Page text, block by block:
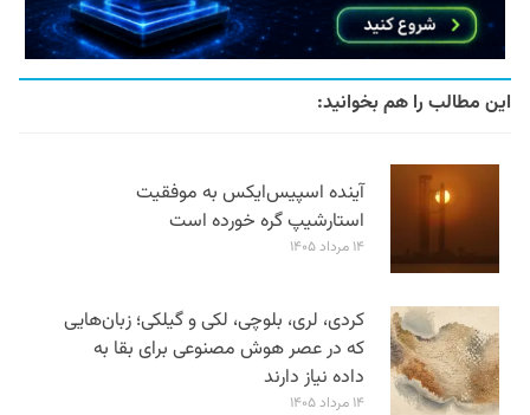
این مطالب را هم بخوانید:
آینده اسپیس‌ایکس به موفقیت
استارشیپ گره خورده است
۱۴ مرداد ۱۴۰۵
کردی، لری، بلوچی، لکی و گیلکی؛ زبان‌هایی
که در عصر هوش مصنوعی برای بقا به
داده نیاز دارند
۱۴ مرداد ۱۴۰۵